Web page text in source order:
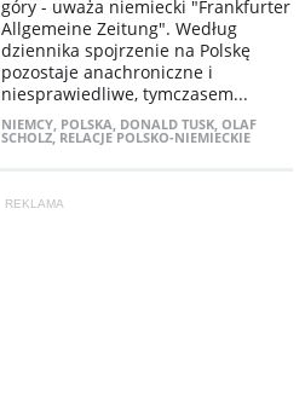
góry - uważa niemiecki "Frankfurter
Allgemeine Zeitung". Według
dziennika spojrzenie na Polskę
pozostaje anachroniczne i
niesprawiedliwe, tymczasem...
NIEMCY, POLSKA, DONALD TUSK, OLAF
SCHOLZ, RELACJE POLSKO-NIEMIECKIE
REKLAMA